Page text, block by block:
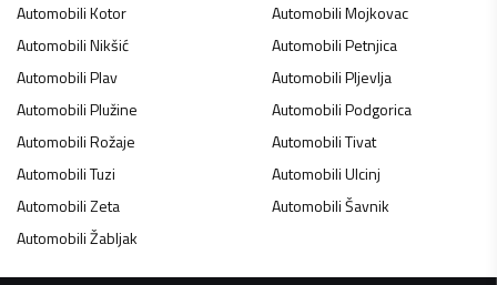
AutomobiliKotor AutomobiliMojkovac
AutomobiliNikšić AutomobiliPetnjica
AutomobiliPlav AutomobiliPljevlja
AutomobiliPlužine AutomobiliPodgorica
AutomobiliRožaje AutomobiliTivat
AutomobiliTuzi AutomobiliUlcinj
AutomobiliZeta AutomobiliŠavnik
AutomobiliŽabljak